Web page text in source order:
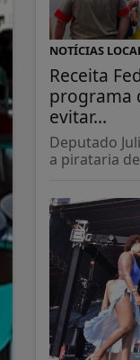
NOTÍCIAS
Receita
programa
evitar...
Deputado
a pirataria